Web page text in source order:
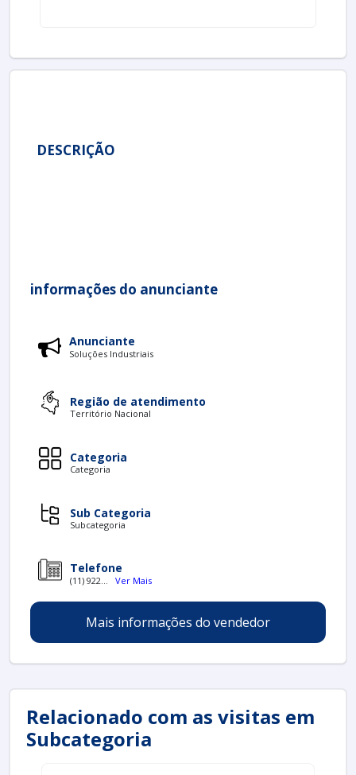
DESCRIÇÃO
informações do anunciante
Anunciante
Soluções Industriais
Região de atendimento
Território Nacional
Categoria
Categoria
Sub Categoria
Subcategoria
Telefone
(11) 922... Ver Mais
Mais informações do vendedor
Relacionado com as visitas em
Subcategoria